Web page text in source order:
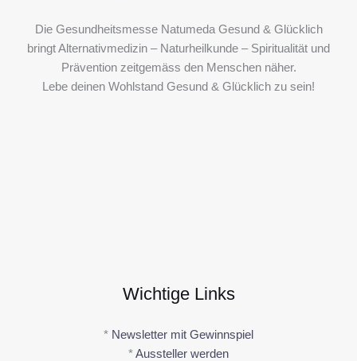
Die Gesundheitsmesse Natumeda Gesund & Glücklich
bringt Alternativmedizin – Naturheilkunde – Spiritualität und
Prävention zeitgemäss den Menschen näher.
Lebe deinen Wohlstand Gesund & Glücklich zu sein!
Wichtige Links
* Newsletter mit Gewinnspiel
*Aussteller werden